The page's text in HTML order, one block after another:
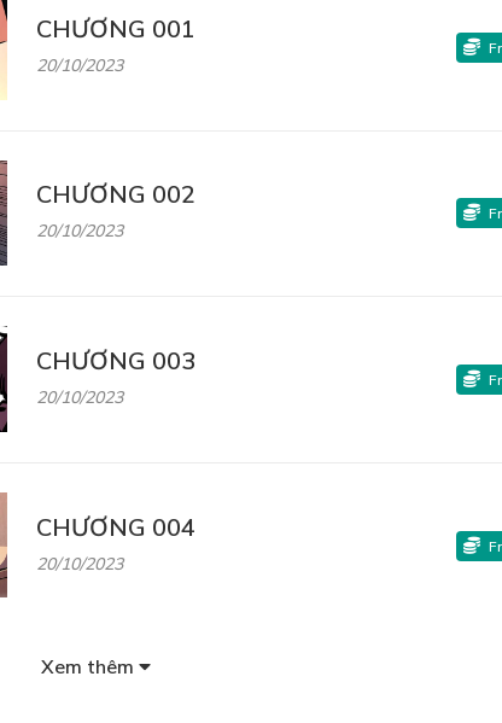
CHƯƠNG 001
20/10/2023
CHƯƠNG 002
20/10/2023
CHƯƠNG 003
20/10/2023
CHƯƠNG 004
20/10/2023
Xem thêm